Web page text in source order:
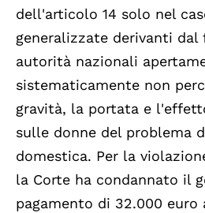
dell'articolo 14 solo nel
generalizzate derivanti
autorità nazionali
sistematicamente non
gravità, la portata e
sulle donne del problema
domestica. Per la
la Corte ha condannato il
pagamento di 32.000